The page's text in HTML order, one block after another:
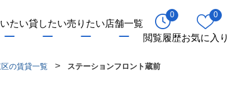
たい貸したい売りたい店舗一覧
0
閲覧履歴
0
お気に入り
の賃貸一覧 > ステーションフロント蔵前